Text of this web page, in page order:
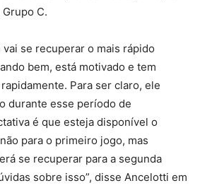
C.
se recuperar o mais rápido
bem, está motivado e tem
Para ser claro, ele
durante esse período de
é que esteja disponível o
para o primeiro jogo, mas
se recuperar para a segunda
sobre isso”, disse Ancelotti em